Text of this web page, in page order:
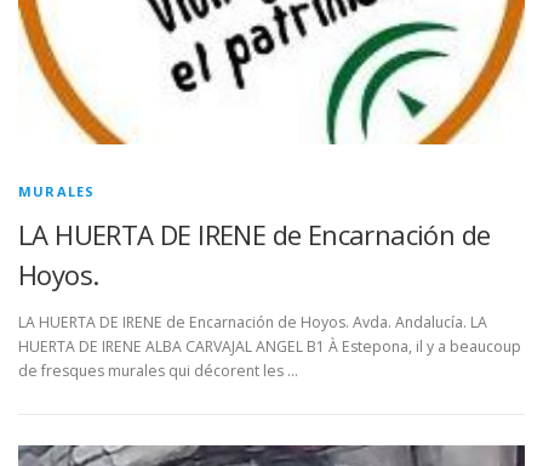
MURALES
LA HUERTA DE IRENE de Encarnación de
Hoyos.
LA HUERTA DE IRENE de Encarnación de Hoyos. Avda. Andalucía. LA
HUERTA DE IRENE ALBA CARVAJAL ANGEL B1 À Estepona, il y a beaucoup
de fresques murales qui décorent les …